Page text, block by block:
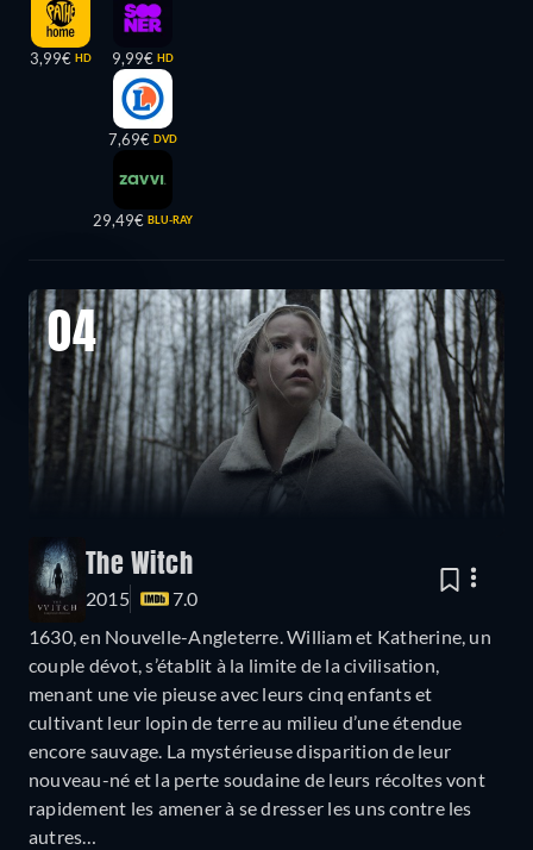
3,99€ HD 9,99€ HD
7,69€ DVD
29,49€ BLU-RAY
04
The Witch
2015
7.0
1630, en Nouvelle-Angleterre. William et Katherine, un
couple dévot, s’établit à la limite de la civilisation,
menant une vie pieuse avec leurs cinq enfants et
cultivant leur lopin de terre au milieu d’une étendue
encore sauvage. La mystérieuse disparition de leur
nouveau-né et la perte soudaine de leurs récoltes vont
rapidement les amener à se dresser les uns contre les
autres…